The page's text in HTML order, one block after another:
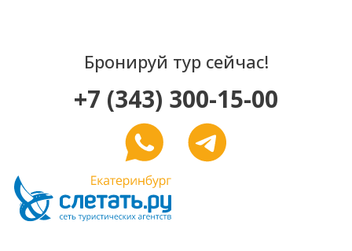
Бронируй тур сейчас!
+7 (343) 300-15-00